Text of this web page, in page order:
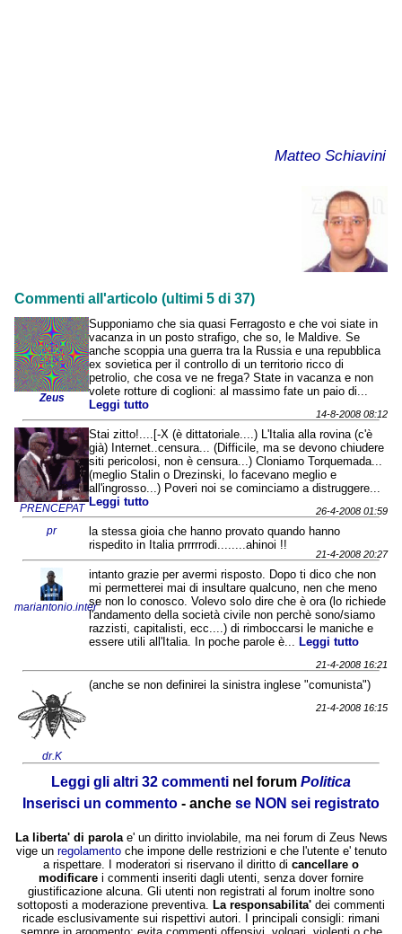
Matteo Schiavini
Commenti all'articolo (ultimi 5 di 37)
Zeus
Supponiamo che sia quasi Ferragosto e che voi siate in
vacanza in un posto strafigo, che so, le Maldive. Se
anche scoppia una guerra tra la Russia e una repubblica
ex sovietica per il controllo di un territorio ricco di
petrolio, che cosa ve ne frega? State in vacanza e non
volete rotture di coglioni: al massimo fate un paio di...
Leggi tutto
14-8-2008 08:12
PRENCEPAT
Stai zitto!....[-X (è dittatoriale....) L'Italia alla rovina (c'è
già) Internet..censura... (Difficile, ma se devono chiudere
siti pericolosi, non è censura...) Cloniamo Torquemada...
(meglio Stalin o Drezinski, lo facevano meglio e
all'ingrosso...) Poveri noi se cominciamo a distruggere...
Leggi tutto
26-4-2008 01:59
pr
la stessa gioia che hanno provato quando hanno
rispedito in Italia prrrrrodi........ahinoi !!
21-4-2008 20:27
mariantonio.inter
intanto grazie per avermi risposto. Dopo ti dico che non
mi permetterei mai di insultare qualcuno, nen che meno
se non lo conosco. Volevo solo dire che è ora (lo richiede
l'andamento della società civile non perchè sono/siamo
razzisti, capitalisti, ecc....) di rimboccarsi le maniche e
essere utili all'Italia. In poche parole è...
Leggi tutto
21-4-2008 16:21
dr.K
(anche se non definirei la sinistra inglese "comunista")
21-4-2008 16:15
Leggi gli altri 32 commenti nel forum Politica
Inserisci un commento - anche se NON sei registrato
La liberta' di parolae' un diritto inviolabile, ma nei forum di Zeus News
vige un regolamentoche impone delle restrizioni e che l'utente e' tenuto
a rispettare. I moderatori si riservano il diritto di cancellare o
modificare i commenti inseriti dagli utenti, senza dover fornire
giustificazione alcuna. Gli utenti non registrati al forum inoltre sono
sottoposti a moderazione preventiva.
La responsabilita' dei commenti
ricade esclusivamente sui rispettivi autori. I principali consigli: rimani